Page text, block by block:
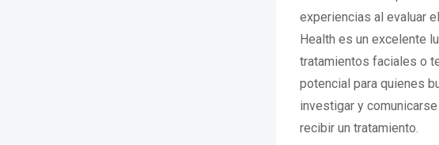
experiencias al evaluar
Health es un excelente
tratamientos faciales o
potencial para quienes
investigar y
recibir un tratamiento.